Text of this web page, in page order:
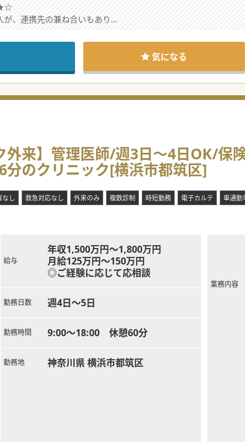
★☆
、連携先の兼ね合いもあり
構想があり募集しています。
しです。
ご相談可能です！
気になる
来】管理医師/週3日～4日OK/保
のクリニック[横浜市都筑区]
なし 救急対応なし 外来のみ 複数診制 時短勤務 電子カルテ 車通勤
給与
年収1,500万円～1,800万円
月給125万円～150万円
◎ご経験に応じて応相談
勤務日数 週4日～5日
勤務時間 9:00～18:00 休憩60分
勤務地 神奈川県 横浜市都筑区
業務内容